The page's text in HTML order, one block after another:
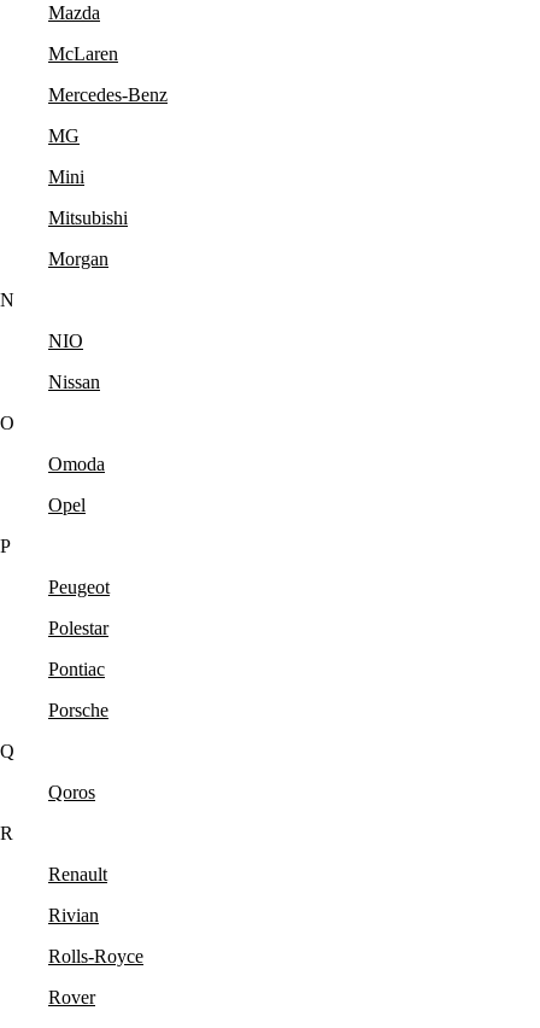
Mazda
McLaren
Mercedes-Benz
MG
Mini
Mitsubishi
Morgan
N
NIO
Nissan
O
Omoda
Opel
P
Peugeot
Polestar
Pontiac
Porsche
Q
Qoros
R
Renault
Rivian
Rolls-Royce
Rover